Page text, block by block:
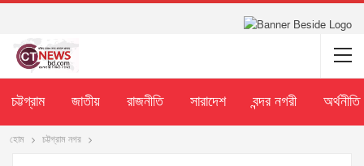
চট্টগ্রাম জাতীয় রাজনীতি সারাদেশ বন্দর নগরী অর্থনীতি
হোম চট্টগ্রাম নগর